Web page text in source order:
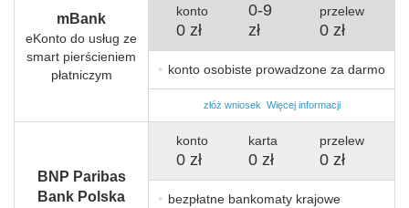
mBank
eKonto do usług ze
smart pierścieniem
płatniczym
konto
0 zł
0-9
zł
przelew
0 zł
konto osobiste prowadzone za darmo
złóż wniosek Więcej informacji
BNP Paribas
Bank Polska
konto
0 zł
karta
0 zł
przelew
0 zł
bezpłatne bankomaty krajowe